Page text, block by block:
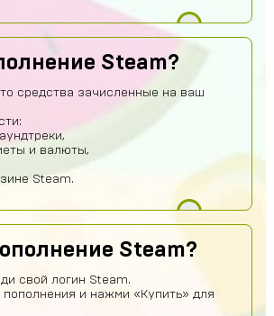
Steam?
средства зачисленные на ваш
и валюты,
Steam.
Steam?
свой логин Steam.
и нажми «Купить» для